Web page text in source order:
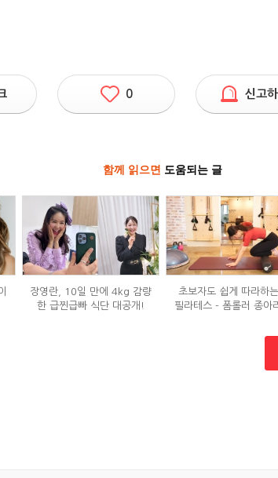
0 신고하
함께 읽으면 도움되는 글
장영란, 10일 만에 4kg 감량
한 급찐급빠 식단 대공개!
초보자도 쉽게 따라하
필라테스 - 폼롤러 종아